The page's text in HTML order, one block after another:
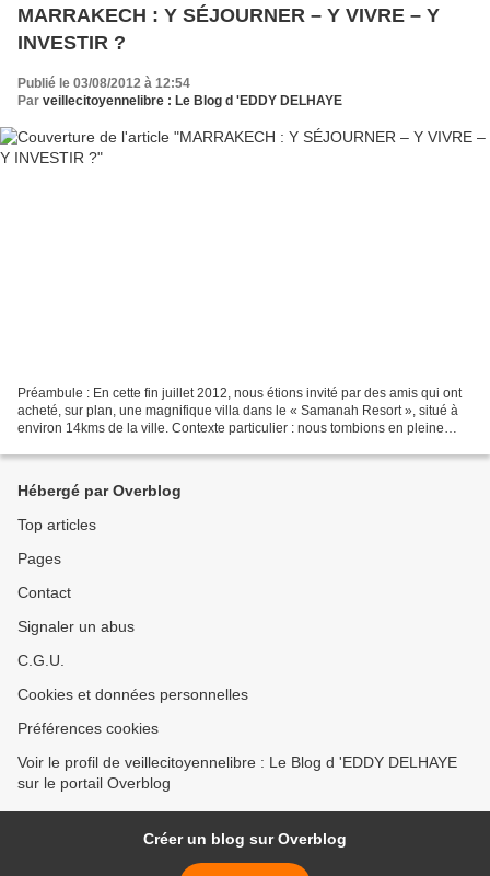
MARRAKECH : Y SÉJOURNER – Y VIVRE – Y
INVESTIR ?
Publié le 03/08/2012 à 12:54
Par veillecitoyennelibre : Le Blog d 'EDDY DELHAYE
Préambule : En cette fin juillet 2012, nous étions invité par des amis qui ont
acheté, sur plan, une magnifique villa dans le « Samanah Resort », situé à
environ 14kms de la ville. Contexte particulier : nous tombions en pleine
Hébergé par Overblog
Top articles
Pages
Contact
Signaler un abus
C.G.U.
Cookies et données personnelles
Préférences cookies
Voir le profil de veillecitoyennelibre : Le Blog d 'EDDY DELHAYE
sur le portail Overblog
Créer un blog sur Overblog